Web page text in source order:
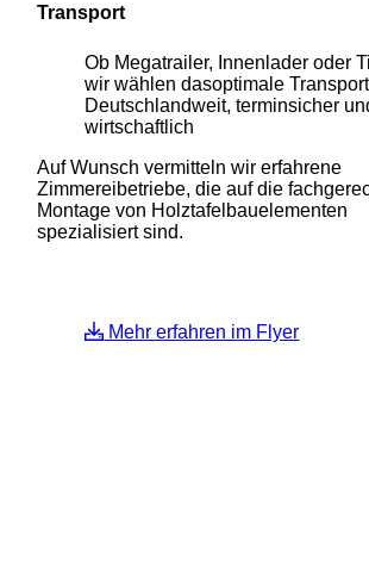
Transport
Ob Megatrailer, Innenlader oder
wir wählen dasoptimale
Deutschlandweit, terminsicher
wirtschaftlich
Auf Wunsch vermitteln wir erfahrene
Zimmereibetriebe, die auf die
Montage von Holztafelbauelementen
spezialisiert sind.
Mehr erfahren im Flyer